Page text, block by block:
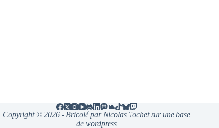
Copyright © 2026 - Bricolé par Nicolas Tochet sur une base
de wordpress